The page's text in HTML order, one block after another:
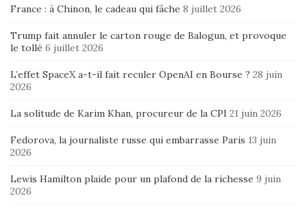
France : à Chinon, le cadeau qui fâche 8 juillet 2026
Trump fait annuler le carton rouge de Balogun, et provoque
le tollé 6 juillet 2026
L’effet SpaceX a-t-il fait reculer OpenAI en Bourse ? 28 juin
2026
La solitude de Karim Khan, procureur de la CPI 21 juin 2026
Fedorova, la journaliste russe qui embarrasse Paris 13 juin
2026
Lewis Hamilton plaide pour un plafond de la richesse 9 juin
2026